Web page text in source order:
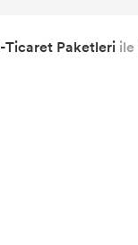
Ticaret Paketleriile